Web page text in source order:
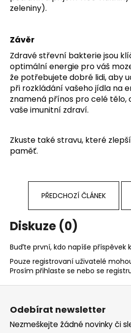
zeleniny).
Závěr
Zdravé střevní bakterie jsou
optimální energie pro váš
že potřebujete dobré lidi, aby
při rozkládání vašeho jídla na
znamená přínos pro celé tělo,
vaše imunitní zdraví.
Zkuste také stravu, které
paměť.
PŘEDCHOZÍ ČLÁNEK
Diskuze (0)
Buďte první, kdo napíše příspěvek
Pouze registrovaní uživatelé
Prosím přihlaste se nebo se
Z
Odebírat newsletter
Nezmeškejte žádné novinky či